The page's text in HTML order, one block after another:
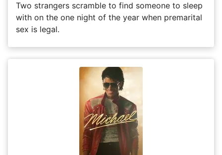
Two strangers scramble to find someone to sleep
with on the one night of the year when premarital
sex is legal.